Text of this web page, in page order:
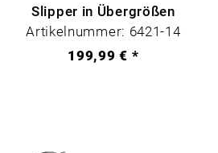
Slipper in Übergrößen
Artikelnummer: 6421-14
199,99 € *